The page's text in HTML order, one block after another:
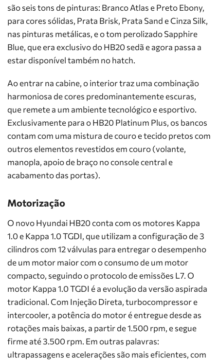
são seis tons de pinturas: Branco Atlas e Preto Ebony,
para cores sólidas, Prata Brisk, Prata Sand e Cinza Silk,
nas pinturas metálicas, e o tom perolizado Sapphire
Blue, que era exclusivo do HB20 sedã e agora passa a
estar disponível também no hatch.
Ao entrar na cabine, o interior traz uma combinação
harmoniosa de cores predominantemente escuras,
que remete a um ambiente tecnológico e esportivo.
Exclusivamente para o HB20 Platinum Plus, os bancos
contam com uma mistura de couro e tecido pretos com
outros elementos revestidos em couro (volante,
manopla, apoio de braço no console central e
acabamento das portas).
Motorização
O novo Hyundai HB20 conta com os motores Kappa
1.0 e Kappa 1.0 TGDI, que utilizam a configuração de 3
cilindros com 12 válvulas para entregar o desempenho
de um motor maior com o consumo de um motor
compacto, seguindo o protocolo de emissões L7. O
motor Kappa 1.0 TGDI é a evolução da versão aspirada
tradicional. Com Injeção Direta, turbocompressor e
intercooler, a potência do motor é entregue desde as
rotações mais baixas, a partir de 1.500 rpm, e segue
firme até 3.500 rpm. Em outras palavras:
ultrapassagens e acelerações são mais eficientes, com